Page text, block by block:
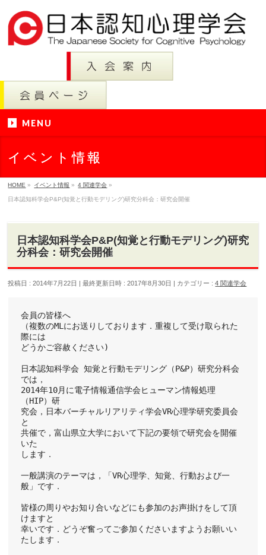
MENU
イベント情報
HOME » イベント情報 » 4 関連学会 »
日本認知科学会P&P(知覚と行動モデリング)研究分科会：研究会開催
日本認知科学会P&P(知覚と行動モデリング)研究
分科会：研究会開催
投稿日 : 2014年7月22日 最終更新日時 : 2017年8月30日 カテゴリー :4 関連学会
会員の皆様へ
（複数のMLにお送りしております．重複して受け取られた
際には
どうかご容赦ください)
日本認知科学会 知覚と行動モデリング（P&P）研究分科会
では，
2014年10月に電子情報通信学会ヒューマン情報処理
（HIP）研
究会，日本バーチャルリアリティ学会VR心理学研究委員会
と
共催で，富山県立大学において下記の要領で研究会を開催
いた
します．
一般講演のテーマは，「VR心理学、知覚、行動および一
般」です．
皆様の周りやお知り合いなどにも参加のお声掛けをして頂
けますと
幸いです．どうぞ奮ってご参加くださいますようお願いい
たします．